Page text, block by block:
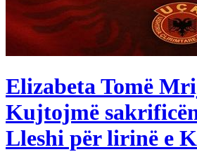
Elizabeta Tomë
Kujtojmë
Lleshi për lirinë e